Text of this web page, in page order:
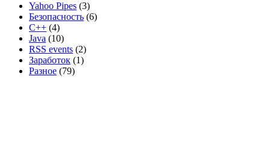
Yahoo Pipes (3)
Безопасность (6)
C++ (4)
Java (10)
RSS events (2)
Заработок (1)
Разное (79)